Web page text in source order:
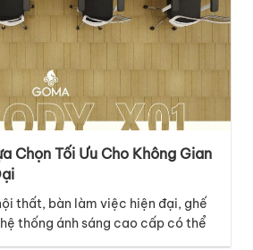
Chọn Tối Ưu Cho Không Gian
thất, bàn làm việc hiện đại, ghế
thống ánh sáng cao cấp có thể
nổi bật, nhưng lớp nền dưới chân